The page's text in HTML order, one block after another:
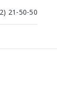
21-50-50